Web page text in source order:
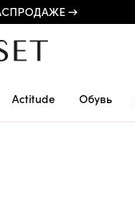
→
Actitude Обувь